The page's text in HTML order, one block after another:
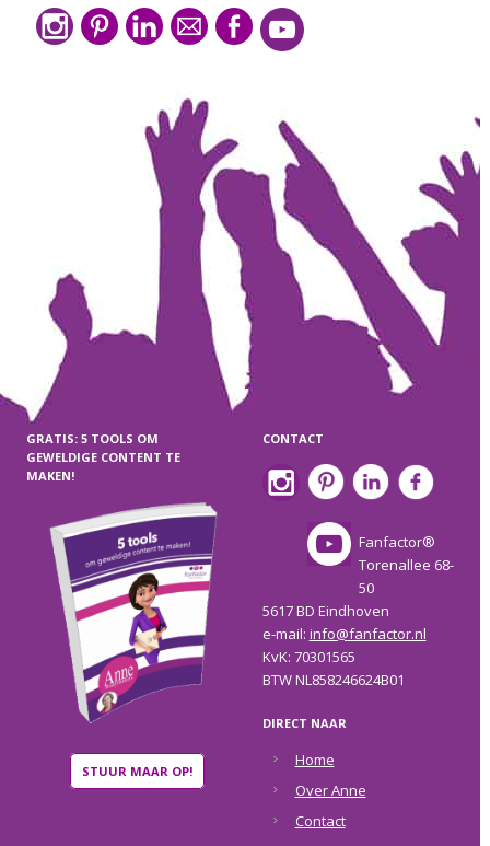
GRATIS: 5 TOOLS OM
GEWELDIGE CONTENT TE
MAKEN!
STUUR MAAR OP!
CONTACT
Fanfactor®
Torenallee 68-
50
5617 BD Eindhoven
e-mail: info@fanfactor.nl
KvK: 70301565
BTW NL858246624B01
DIRECT NAAR
Home
Over Anne
Contact